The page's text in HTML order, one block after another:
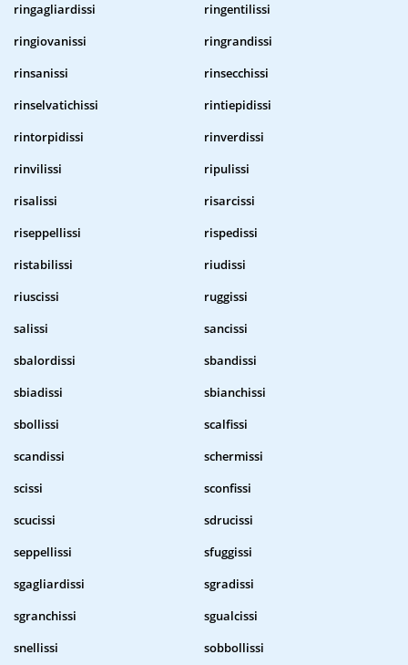
ringagliardissi
ringentilissi
ringiovanissi
ringrandissi
rinsanissi
rinsecchissi
rinselvatichissi
rintiepidissi
rintorpidissi
rinverdissi
rinvilissi
ripulissi
risalissi
risarcissi
riseppellissi
rispedissi
ristabilissi
riudissi
riuscissi
ruggissi
salissi
sancissi
sbalordissi
sbandissi
sbiadissi
sbianchissi
sbollissi
scalfissi
scandissi
schermissi
scissi
sconfissi
scucissi
sdrucissi
seppellissi
sfuggissi
sgagliardissi
sgradissi
sgranchissi
sgualcissi
snellissi
sobbollissi